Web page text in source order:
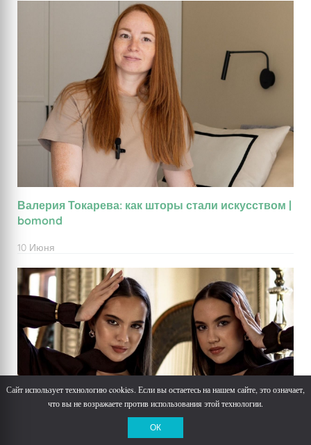
Валерия Токарева: как шторы стали искусством |
bomond
10 Июня
Сайт использует технологию cookies. Если вы остаетесь на нашем сайте, это означает,
что вы не возражаете против использования этой технологии.
ОК